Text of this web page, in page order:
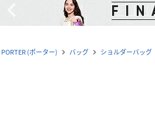
PORTER (ポーター) navigate_next バッグ navigate_next ショルダーバッグ